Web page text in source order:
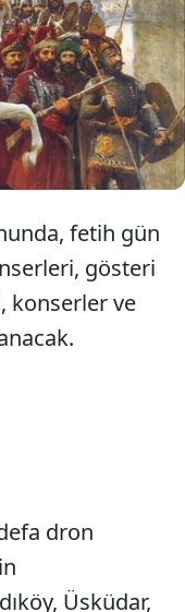
Fethi’nin bugün 573.
Fatih Sultan
Türk ordusunun
bugün kentte
fetih gün
gösteri
konserler ve
dron
Üsküdar,